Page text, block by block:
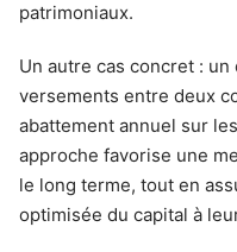
patrimoniaux.
Un autre cas concret :
versements entre deux
abattement annuel sur
approche favorise une
le long terme, tout en
optimisée du capital à